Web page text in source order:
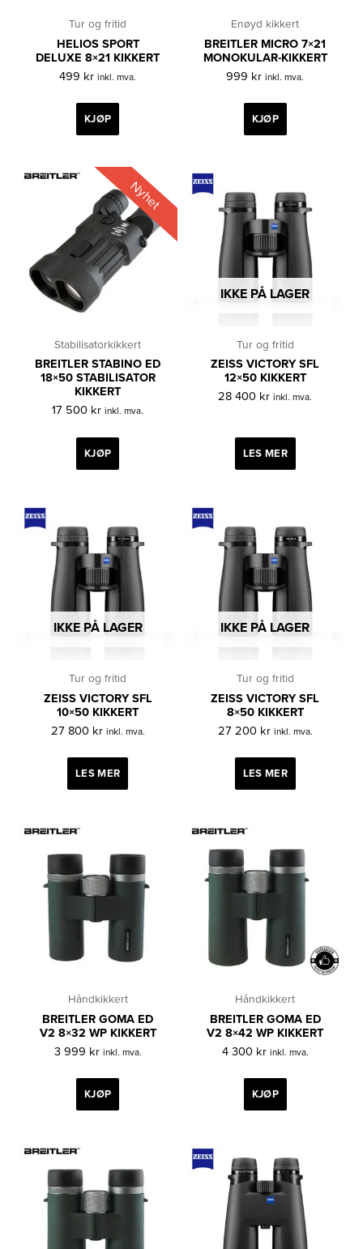
Tur og fritid
HELIOS SPORT
DELUXE 8×21 KIKKERT
499 kr inkl. mva.
KJØP
Enøyd kikkert
BREITLER MICRO 7×21
MONOKULAR-KIKKERT
999 kr inkl. mva.
KJØP
Nyhet
Stabilisatorkikkert
BREITLER STABINO ED
18×50 STABILISATOR
KIKKERT
17 500 kr inkl. mva.
KJØP
IKKE PÅ LAGER
Tur og fritid
ZEISS VICTORY SFL
12×50 KIKKERT
28 400 kr inkl. mva.
LES MER
IKKE PÅ LAGER
Tur og fritid
ZEISS VICTORY SFL
10×50 KIKKERT
27 800 kr inkl. mva.
LES MER
IKKE PÅ LAGER
Tur og fritid
ZEISS VICTORY SFL
8×50 KIKKERT
27 200 kr inkl. mva.
LES MER
Håndkikkert
BREITLER GOMA ED
V2 8×32 WP KIKKERT
3 999 kr inkl. mva.
KJØP
Håndkikkert
BREITLER GOMA ED
V2 8×42 WP KIKKERT
4 300 kr inkl. mva.
KJØP